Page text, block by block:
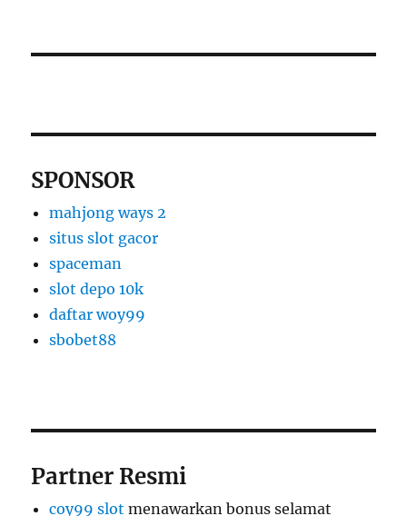
SPONSOR
mahjong ways 2
situs slot gacor
spaceman
slot depo 10k
daftar woy99
sbobet88
Partner Resmi
coy99 slot menawarkan bonus selamat